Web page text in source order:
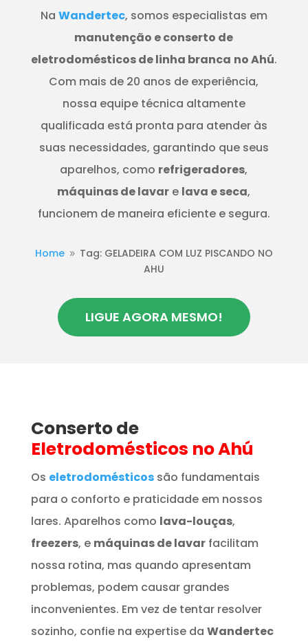
Na Wandertec, somos especialistas em
manutenção e conserto de
eletrodomésticos de linha branca no Ahú.
Com mais de 20 anos de experiência,
nossa equipe técnica altamente
qualificada está pronta para atender às
suas necessidades, garantindo que seus
aparelhos, como refrigeradores,
máquinas de lavar e lava e seca,
funcionem de maneira eficiente e segura.
Home 9 Tag: GELADEIRA COM LUZ PISCANDO NO
AHU
LIGUE AGORA MESMO!
Conserto de
Eletrodomésticos no Ahú
Os eletrodomésticos são fundamentais
para o conforto e praticidade em nossos
lares. Aparelhos como lava-louças,
freezers, e máquinas de lavarfacilitam
nossa rotina, mas quando apresentam
problemas, podem causar grandes
inconvenientes. Em vez de tentar resolver
sozinho, confie na expertise da Wandertec